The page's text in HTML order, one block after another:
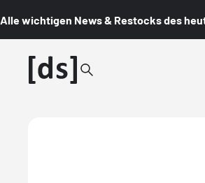
Alle wichtigen News & Restocks des